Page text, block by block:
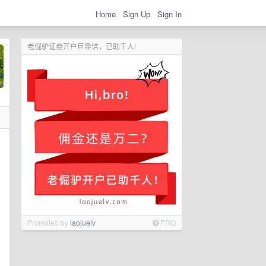
Home Sign Up Sign In
老倔驴证券开户巨靠谱，已助千人!
Promoted bylaojuelv PRO